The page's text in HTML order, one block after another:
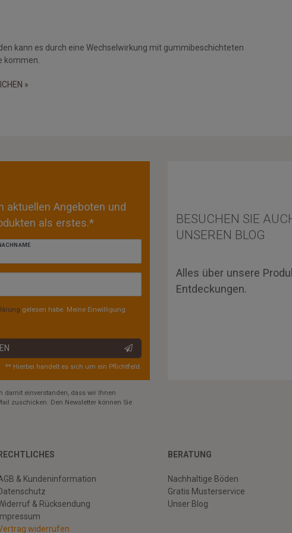
kann es durch eine Wechselwirkung mit gummibeschichteten
kommen.
»
aktuellen Angeboten und
als erstes.*
gelesen habe. Meine Einwilligung
** Hierbei handelt es sich um ein Pflichtfeld.
BESUCHEN SIE
UNSEREN BLOG
Alles über unsere
Entdeckungen.
damit einverstanden, dass wir Ihnen
zuschicken. Den Newsletter können Sie
RECHTLICHES
& Kundeninformation
& Rücksendung
Impressum
widerrufen
BERATUNG
Nachhaltige Böden
Gratis Musterservice
Unser Blog